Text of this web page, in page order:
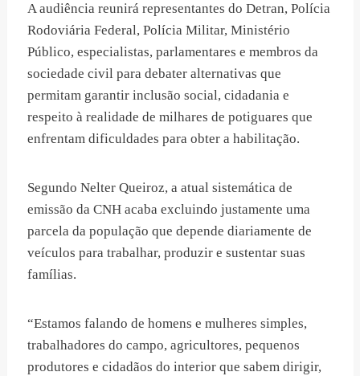
A audiência reunirá representantes do Detran, Polícia
Rodoviária Federal, Polícia Militar, Ministério
Público, especialistas, parlamentares e membros da
sociedade civil para debater alternativas que
permitam garantir inclusão social, cidadania e
respeito à realidade de milhares de potiguares que
enfrentam dificuldades para obter a habilitação.
Segundo Nelter Queiroz, a atual sistemática de
emissão da CNH acaba excluindo justamente uma
parcela da população que depende diariamente de
veículos para trabalhar, produzir e sustentar suas
famílias.
“Estamos falando de homens e mulheres simples,
trabalhadores do campo, agricultores, pequenos
produtores e cidadãos do interior que sabem dirigir,